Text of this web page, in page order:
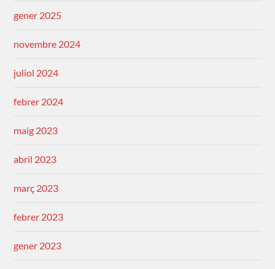
gener 2025
novembre 2024
juliol 2024
febrer 2024
maig 2023
abril 2023
març 2023
febrer 2023
gener 2023